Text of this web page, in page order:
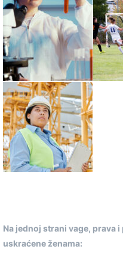
Na jednoj strani vage, prava
uskraćene ženama: